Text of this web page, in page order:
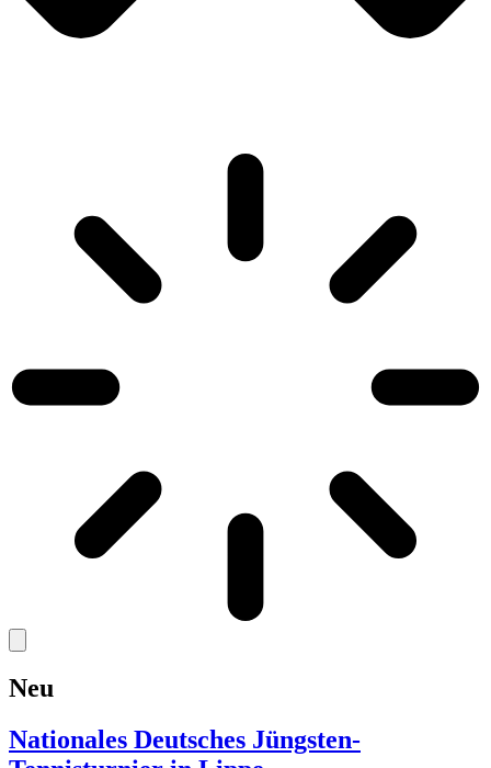
Neu
Nationales Deutsches Jüngsten-